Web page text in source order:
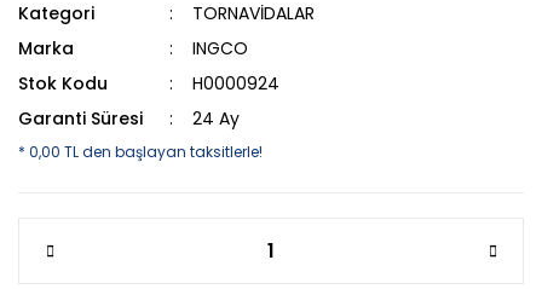
Kategori
TORNAVİDALAR
Marka
INGCO
Stok Kodu
H0000924
Garanti Süresi
24 Ay
* 0,00 TL den başlayan taksitlerle!